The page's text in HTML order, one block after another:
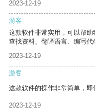
2023-12-19
游客
这款软件非常实用，可以帮
查找资料、翻译语言、编写代
2023-12-19
游客
这款软件的操作非常简单，即
2023-12-19